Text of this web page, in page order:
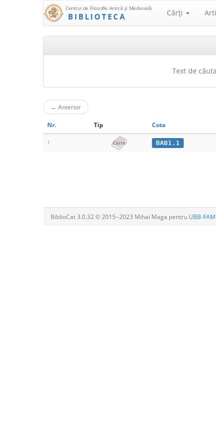
Centrul de Filosofie Antică şi Medievală
BIBLIOTECA Cărţi
Text de
← Anterior
Nr. Tip Cota
1 Carte BAB1.1
BiblioCat 3.0.32 © 2015‒2023 Mihai Maga pentru UBB-FAM